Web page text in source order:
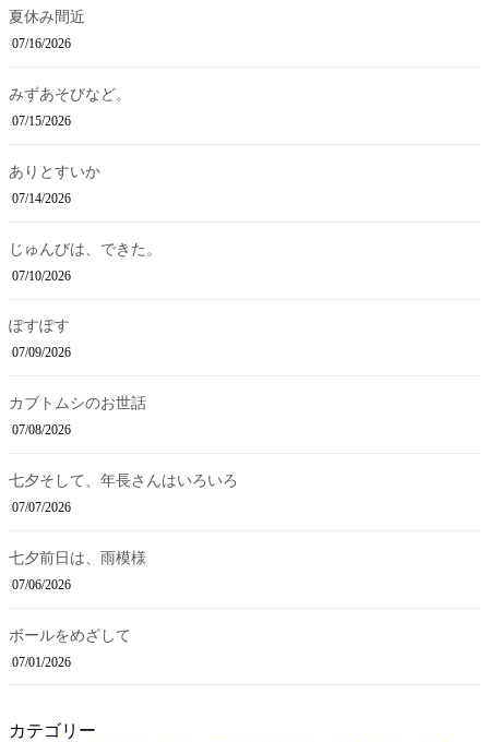
夏休み間近
07/16/2026
みずあそびなど。
07/15/2026
ありとすいか
07/14/2026
じゅんびは、できた。
07/10/2026
ぽすぽす
07/09/2026
カブトムシのお世話
07/08/2026
七夕そして、年長さんはいろいろ
07/07/2026
七夕前日は、雨模様
07/06/2026
ボールをめざして
07/01/2026
カテゴリー